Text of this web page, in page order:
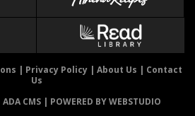
| Privacy Policy| About Us | Contact
Us
ADA CMS | POWERED BY WEBSTUDIO